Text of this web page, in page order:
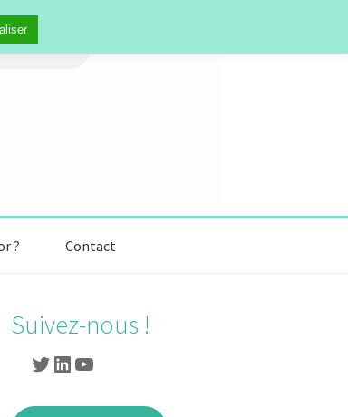
:
? Contact
Suivez-nous !
Twitter
LinkedIn
YouTube